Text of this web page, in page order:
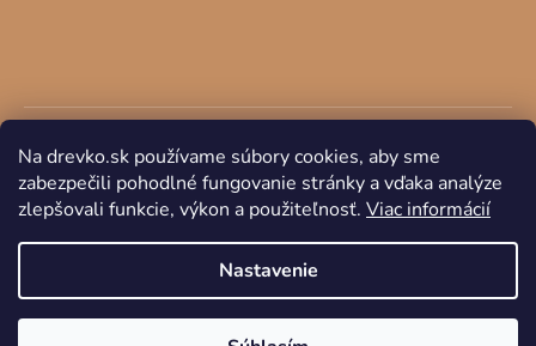
Na drevko.sk používame súbory cookies, aby sme
zabezpečili pohodlné fungovanie stránky a vďaka analýze
zlepšovali funkcie, výkon a použiteľnosť. Viac informácií
Nastavenie